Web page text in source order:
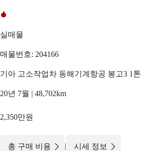
실매물
매물번호: 204166
기아 고소작업차 동해기계항공 봉고3 1톤
20년 7월 | 48,702km
2,350만원
총 구매 비용 | 시세 정보